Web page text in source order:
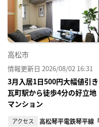
高松市
情報更新日 2026/08/02 16:31
3月入居1日500円大幅値引
瓦町駅から徒歩4分の好立
マンション
アクセス 高松琴平電鉄琴平線